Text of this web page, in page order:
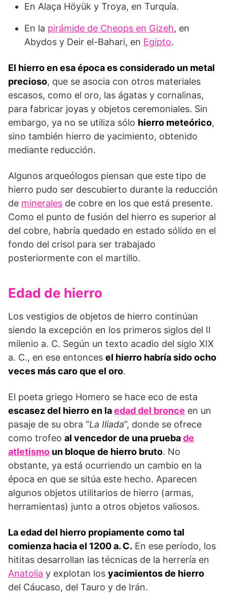
En Alaça Höyük y Troya, en Turquía.
En la pirámide de Cheops en Gizeh, en
Abydos y Deir el-Bahari, en Egipto.
El hierro en esa época es considerado un metal
precioso, que se asocia con otros materiales
escasos, como el oro, las ágatas y corna­linas,
para fabricar joyas y objetos ceremoniales. Sin
embargo, ya no se utiliza sólo hierro meteórico,
sino también hierro de yacimiento, obtenido
mediante reducción.
Algunos arqueólogos piensan que este tipo de
hierro pudo ser descubierto durante la reducción
de minerales de cobre en los que está presente.
Como el punto de fusión del hierro es superior al
del cobre, habría quedado en estado sólido en el
fondo del crisol para ser trabajado
posteriormente con el martillo.
Edad de hierro
Los vestigios de objetos de hierro continúan
siendo la excepción en los primeros siglos del II
milenio a. C. Según un texto acadio del siglo XIX
a. C., en ese entonces el hierro habría sido ocho
veces más caro que el oro.
El poeta griego Homero se hace eco de esta
escasez del hierro en laedad del bronce en un
pasaje de su obra “La Iliada”, donde se ofrece
como trofeo al vencedor de una pruebade
atletismo un bloque de hierro bruto. No
obstante, ya está ocurriendo un cambio en la
época en que se sitúa este hecho. Aparecen
algunos objetos utilitarios de hierro (armas,
herramientas) junto a otros objetos valiosos.
La edad del hierro propiamente como tal
comienza hacia el 1200 a. C. En ese período, los
hititas desarrollan las técnicas de la herre­ría en
Anatolia y explotan los yacimientos de hierro
del Cáucaso, del Tauro y de Irán.